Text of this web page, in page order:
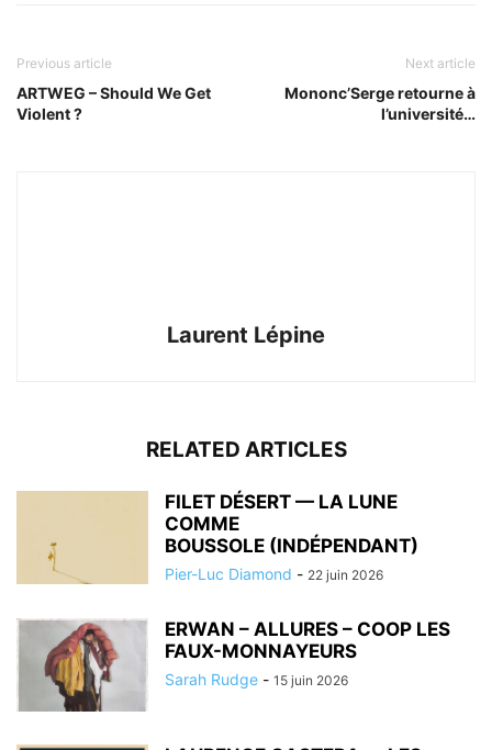
Previous article
ARTWEG – Should We Get
Violent ?
Next article
Mononc’Serge retourne à
l’université…
Laurent Lépine
RELATED ARTICLES
FILET DÉSERT — LA LUNE
COMME
BOUSSOLE (INDÉPENDANT)
Pier-Luc Diamond - 22 juin 2026
ERWAN – ALLURES – COOP LES
FAUX-MONNAYEURS
Sarah Rudge - 15 juin 2026